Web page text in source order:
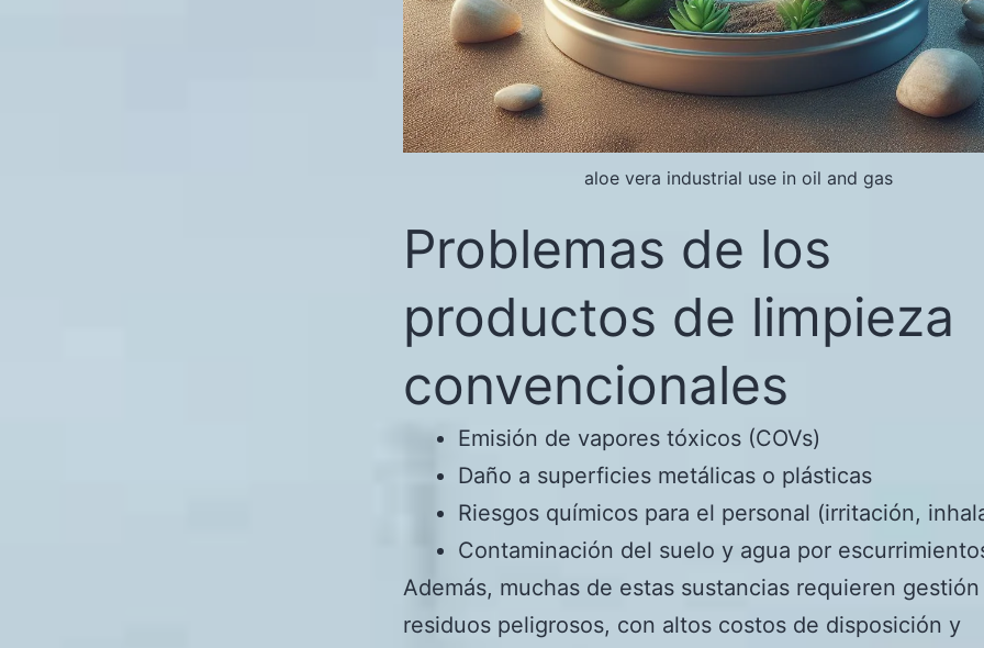
aloe vera industrial use in oil and gas
Problemas de los
productos de limpieza
convencionales
Emisión de vapores tóxicos (COVs)
Daño a superficies metálicas o plásticas
Riesgos químicos para el personal (irritación,
Contaminación del suelo y agua por
Además, muchas de estas sustancias requieren
residuos peligrosos, con altos costos de disposición y